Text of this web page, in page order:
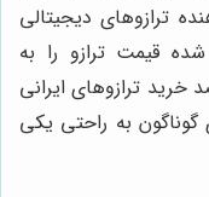
ترازوهای دیجیتالی
قیمت ترازو را به
خرید ترازوهای ایرانی
گوناگون به راحتی یکی